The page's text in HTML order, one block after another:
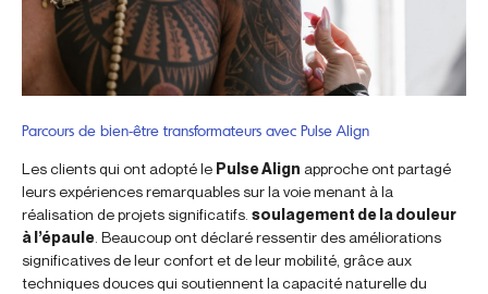
Parcours de bien-être transformateurs avec Pulse Align
Les clients qui ont adopté le Pulse Align approche ont partagé
leurs expériences remarquables sur la voie menant à la
réalisation de projets significatifs. soulagement de la douleur
à l’épaule . Beaucoup ont déclaré ressentir des améliorations
significatives de leur confort et de leur mobilité, grâce aux
techniques douces qui soutiennent la capacité naturelle du